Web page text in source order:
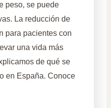
peso, se puede
La reducción de
para pacientes con
una vida más
de qué se
en España. Conoce